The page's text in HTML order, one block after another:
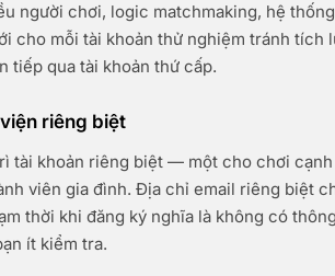
người chơi, logic matchmaking, hệ
cho mỗi tài khoản thử nghiệm tránh tích
tiếp qua tài khoản thứ cấp.
riêng biệt
tài khoản riêng biệt — một cho chơi
viên gia đình. Địa chỉ email riêng biệt
thời khi đăng ký nghĩa là không có
ít kiểm tra.